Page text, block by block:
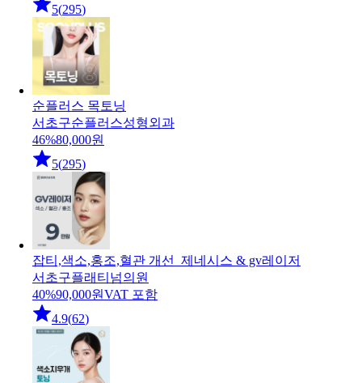
5(295)
순플러스 목토닝
서초구순플러스성형외과
46%80,000원
5(295)
잡티,색소,홍조,혈관 개선_제네시스 & gv레이저
서초구플래티넘의원
40%90,000원VAT 포함
4.9(62)